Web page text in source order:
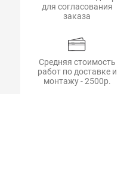
для согласования
заказа
Средняя стоимость
работ по доставке и
монтажу - 2500р.